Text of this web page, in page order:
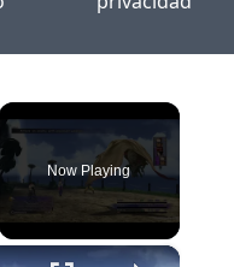
Now Playing
×